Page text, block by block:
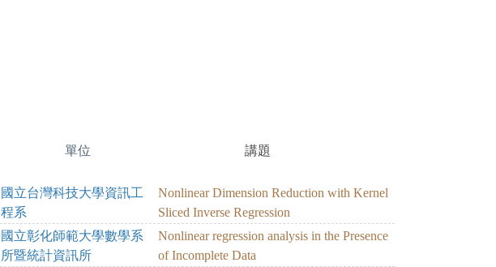
單位
講題
國立台灣科技大學資訊工
程系
Nonlinear Dimension Reduction with Kernel
Sliced Inverse Regression
國立彰化師範大學數學系
所暨統計資訊所
Nonlinear regression analysis in the Presence
of Incomplete Data